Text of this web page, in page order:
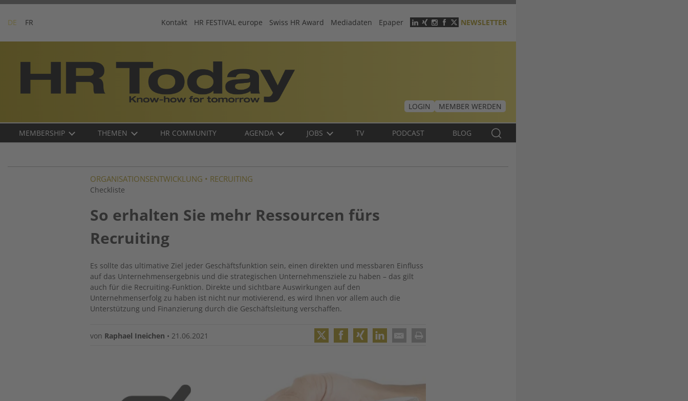
Skip
content
DE FR
Header
menu
Kontakt HR FESTIVAL europe Swiss HR Award Mediadaten Epaper NEWSLETTER
LOGIN
MEMBER WERDEN
Main
DE
MEMBERSHIP THEMEN HR COMMUNITY AGENDA JOBS TV PODCAST BLOG
ORGANISATIONSENTWICKLUNG • RECRUITING
Checkliste
So erhalten Sie mehr Ressourcen fürs
Recruiting
Es sollte das ultimative Ziel jeder Geschäftsfunktion sein, einen direkten und messbaren Einfluss
auf das Unternehmensergebnis und die strategischen Unternehmensziele zu haben – das gilt
auch für die Recruiting-Funktion. Direkte und sichtbare Auswirkungen auf den
Unternehmenserfolg zu haben ist nicht nur motivierend, es wird Ihnen vor allem auch die
Unterstützung und Finanzierung durch die Geschäftsleitung verschaffen.
von Raphael Ineichen • 21.06.2021